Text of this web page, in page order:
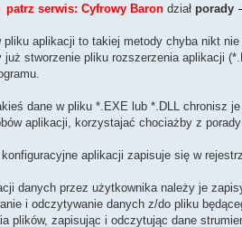
patrz serwis: Cyfrowy Baron dział porady
pliku aplikacji to takiej metody chyba nikt
już stworzenie pliku rozszerzenia aplikacji
dane w pliku *.EXE lub *.DLL chronisz
aplikacji, korzystajać chociażby z porady
aplikacji zapisuje się w
danych przez użytkownika należy je
i odczytywanie danych z/do pliku
plików, zapisując i odczytując dane